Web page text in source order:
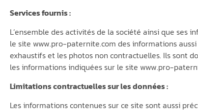
Services fournis :
L’ensemble des activités de la société ainsi que
le site www.pro-paternite.com des informations
exhaustifs et les photos non contractuelles. Ils sont
les informations indiquées sur le site www.pro-
Limitations contractuelles sur les données :
Les informations contenues sur ce site sont aussi